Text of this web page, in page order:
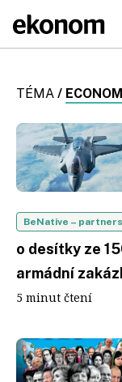
TÉMA /
BeNative –
o desítky ze
armádní
5 minut čtení